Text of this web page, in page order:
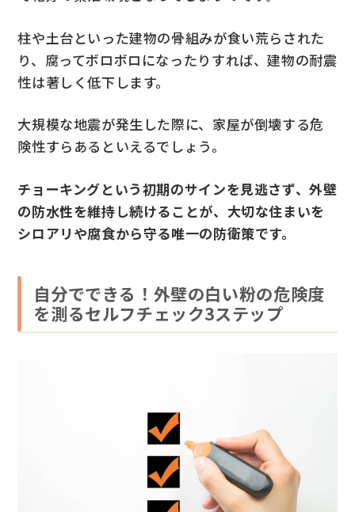
柱や土台といった建物の骨組みが食い荒らされた
り、腐ってボロボロになったりすれば、建物の耐震
性は著しく低下します。
大規模な地震が発生した際に、家屋が倒壊する危
険性すらあるといえるでしょう。
チョーキングという初期のサインを見逃さず、外壁
の防水性を維持し続けることが、大切な住まいを
シロアリや腐食から守る唯一の防衛策です。
自分でできる！外壁の白い粉の危険度
を測るセルフチェック3ステップ